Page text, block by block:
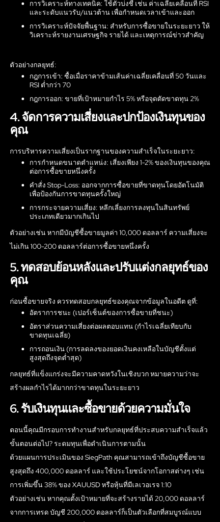
การวิเคราะห์ทางเทคนิค: ใช้ตัวบ่งชี้ เช่น ค่าเฉลี่ยเคลื่อนที่ RSI
และระดับแนวรับ/แนวต้าน เพื่อกำหนดเวลาเข้าและออก
การวิเคราะห์ปัจจัยพื้นฐาน: สำหรับการซื้อขายในระยะยาว ให้
วิเคราะห์รายงานเศรษฐกิจ รายได้ และเหตุการณ์ข่าวสำคัญ
ตัวอย่างกลยุทธ์:
กฎการเข้า: ซื้อเมื่อราคาข้ามเส้นค่าเฉลี่ยเคลื่อนที่ 50 วันและ
RSI ต่ำกว่า 70
กฎการออก: ขายที่เป้าหมายกำไร 5% หรือจุดตัดขาดทุน 2%
4. จัดการความเสี่ยงและปกป้องเงินทุนของ
คุณ
การบริหารความเสี่ยงเป็นรากฐานของความสำเร็จในระยะยาว:
การกำหนดขนาดตำแหน่ง: เสี่ยงเพียง 1-2% ของเงินทุนของคุณ
ต่อการซื้อขายหนึ่งครั้ง
คำสั่ง Stop-Loss: ออกจากการซื้อขายที่ขาดทุนโดยอัตโนมัติ
เพื่อป้องกันการขาดทุนครั้งใหญ่
การกระจายความเสี่ยง: หลีกเลี่ยงการลงทุนในสินทรัพย์
ประเภทเดียวมากเกินไป
ตัวอย่างเช่น หากมีบัญชีซื้อขายมูลค่า 10,000 ดอลลาร์ ความเสี่ยงจะ
ไม่เกิน 100-200 ดอลลาร์ต่อการซื้อขายหนึ่งครั้ง
5. ทดสอบย้อนหลังและปรับแต่งกลยุทธ์ของ
คุณ
ก่อนซื้อขายจริง ควรทดสอบกลยุทธ์ของคุณจากข้อมูลในอดีต ดูที่:
อัตราการชนะ (เปอร์เซ็นต์ของการซื้อขายที่ชนะ)
อัตราส่วนความเสี่ยงต่อผลตอบแทน (กำไรเฉลี่ยเทียบกับ
ขาดทุนเฉลี่ย)
การถอนเงิน (การลดลงของยอดเงินคงเหลือในบัญชีตั้งแต่
สูงสุดถึงจุดต่ำสุด)
กลยุทธ์ที่แข็งแกร่งจะมีความคาดหวังในเชิงบวก หมายความว่าจะ
สร้างผลกำไรได้มากกว่าขาดทุนในระยะยาว
6. รับเงินทุนและซื้อขายด้วยความมั่นใจ
ตอนนี้คุณมีกรอบการทำงานสำหรับกลยุทธ์ที่ประสบความสำเร็จแล้ว
ขั้นตอนต่อไป? ระดมทุนเพื่อดำเนินการตามนั้น
ด้วยแผนการประเมินของ SiegPath คุณสามารถเข้าถึงบัญชีซื้อขาย
สูงสุดถึง 400,000 ดอลลาร์ และใช้ประโยชน์จากโอกาสต่างๆ เช่น
การเพิ่มขึ้น 38% ของ XAUUSD หรือหุ้นที่มีเลเวอเรจ 1:10
ตัวอย่างเช่น หากคุณตั้งเป้าหมายที่จะสร้างรายได้ 20,000 ดอลลาร์
จากการเทรด บัญชี 200,000 ดอลลาร์ก็เป็นตัวเลือกที่สมบูรณ์แบบ